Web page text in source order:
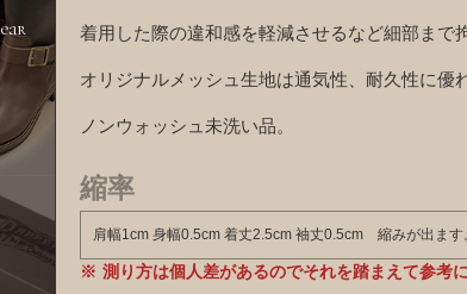
着用した際の違和感を軽減させるなど細部まで
オリジナルメッシュ生地は通気性、耐久性に優
ノンウォッシュ未洗い品。
縮率
肩幅1cm 身幅0.5cm 着丈2.5cm 袖丈0.5cm 縮みが出ます
測り方は個人差があるのでそれを踏まえて参考